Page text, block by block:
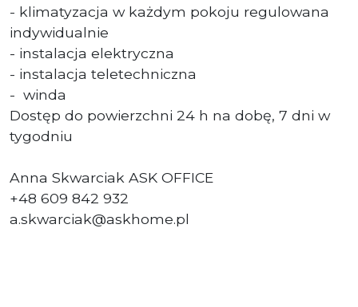
- klimatyzacja w każdym pokoju regulowana
indywidualnie
- instalacja elektryczna
- instalacja teletechniczna
- winda
Dostęp do powierzchni 24 h na dobę, 7 dni w
tygodniu
Anna Skwarciak ASK OFFICE
+48 609 842 932
a.skwarciak@askhome.pl